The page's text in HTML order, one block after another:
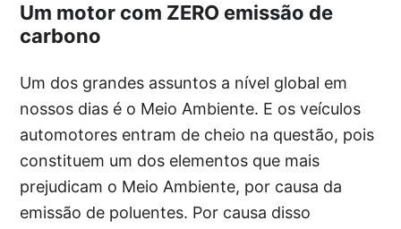
Um motor com ZERO emissão de
carbono
Um dos grandes assuntos a nível global em
nossos dias é o Meio Ambiente. E os veículos
automotores entram de cheio na questão, pois
constituem um dos elementos que mais
prejudicam o Meio Ambiente, por causa da
emissão de poluentes. Por causa disso